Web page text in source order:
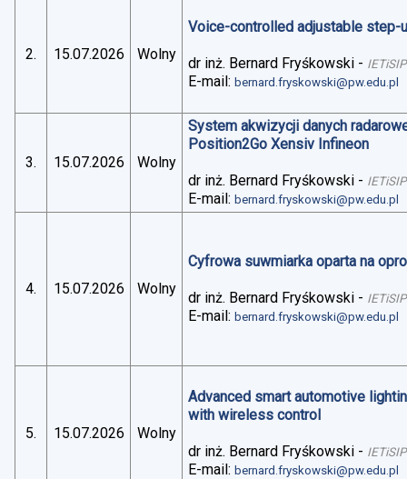
2. 15.07.2026 Wolny
Voice-controlled adjustable step-
dr inż. Bernard Fryśkowski - IETiSIP
E-mail:bernard.fryskowski@pw.edu.pl
3. 15.07.2026 Wolny
System akwizycji danych
Position2Go Xensiv Infineon
dr inż. Bernard Fryśkowski - IETiSIP
E-mail:bernard.fryskowski@pw.edu.pl
4. 15.07.2026 Wolny
Cyfrowa suwmiarka oparta na
dr inż. Bernard Fryśkowski - IETiSIP
E-mail:bernard.fryskowski@pw.edu.pl
5. 15.07.2026 Wolny
Advanced smart automotive
with wireless control
dr inż. Bernard Fryśkowski - IETiSIP
E-mail:bernard.fryskowski@pw.edu.pl